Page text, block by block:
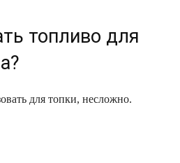
топливо для
для топки, несложно.